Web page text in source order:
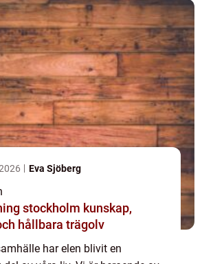
Eva Sjöberg
kunskap,
hållbara trägolv
har elen blivit en